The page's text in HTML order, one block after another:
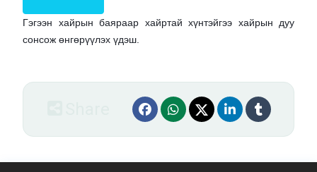
Гэгээн хайрын баяраар хайртай хүнтэйгээ хайрын дуу
сонсож өнгөрүүлэх үдэш.